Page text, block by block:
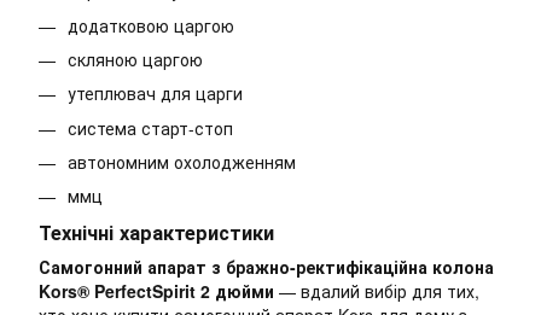
додатковою царгою
скляною царгою
утеплювач для царги
система старт-стоп
автономним охолодженням
ммц
Технічні характеристики
Самогонний апарат з бражно-ректифікаційна колона
Kors® PerfectSpirit 2 дюйми — вдалий вибір для тих,